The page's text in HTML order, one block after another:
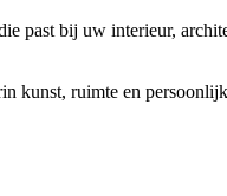
past bij uw interieur,
kunst, ruimte en